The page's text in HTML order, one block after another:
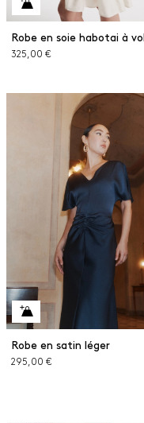
325,00 €
Robe en satin léger
295,00 €